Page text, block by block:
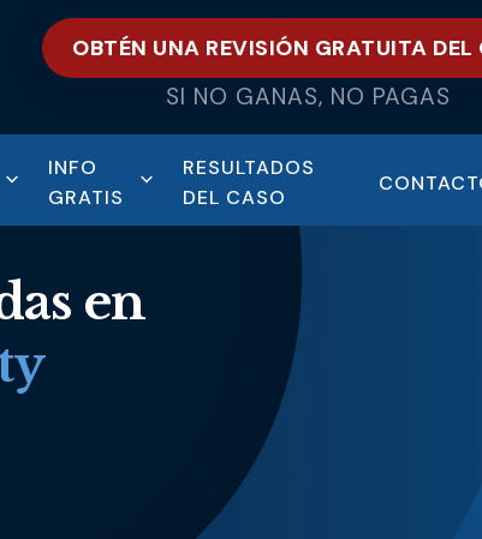
OBTÉN UNA REVISIÓN GRATUITA DEL
SI NO GANAS, NO PAGAS
INFO
GRATIS
RESULTADOS
DEL CASO
en